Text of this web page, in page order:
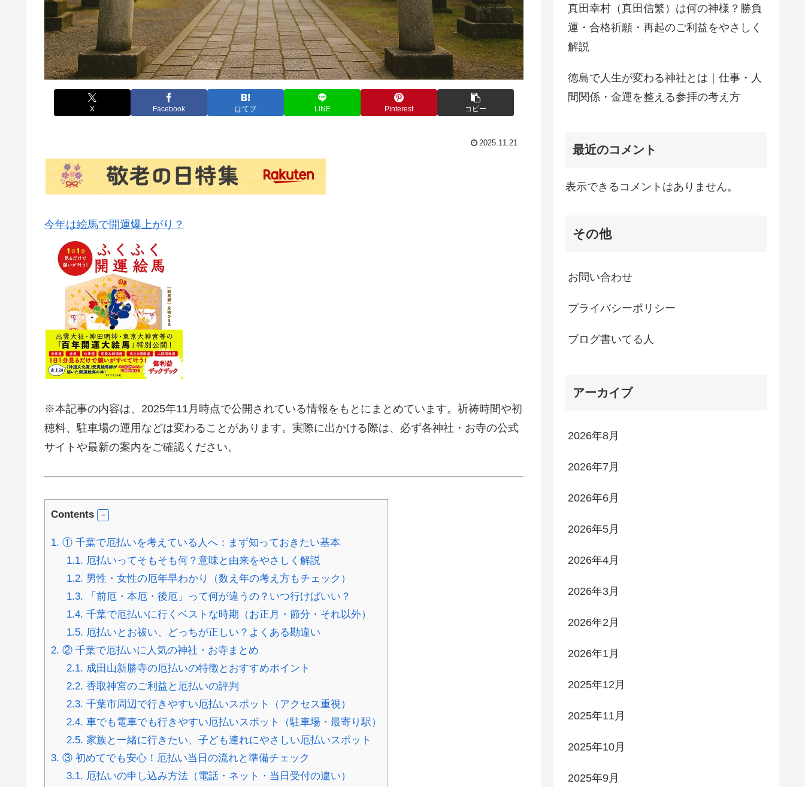
X Facebook はてブ LINE Pinterest コピー
2025.11.21
今年は絵馬で開運爆上がり？
※本記事の内容は、2025年11月時点で公開されている情報をもとにまとめています。祈祷時間や初
穂料、駐車場の運用などは変わることがあります。実際に出かける際は、必ず各神社・お寺の公式
サイトや最新の案内をご確認ください。
Contents
1. ① 千葉で厄払いを考えている人へ：まず知っておきたい基本
1.1. 厄払いってそもそも何？意味と由来をやさしく解説
1.2. 男性・女性の厄年早わかり（数え年の考え方もチェック）
1.3. 「前厄・本厄・後厄」って何が違うの？いつ行けばいい？
1.4. 千葉で厄払いに行くベストな時期（お正月・節分・それ以外）
1.5. 厄払いとお祓い、どっちが正しい？よくある勘違い
2. ② 千葉で厄払いに人気の神社・お寺まとめ
2.1. 成田山新勝寺の厄払いの特徴とおすすめポイント
2.2. 香取神宮のご利益と厄払いの評判
2.3. 千葉市周辺で行きやすい厄払いスポット（アクセス重視）
2.4. 車でも電車でも行きやすい厄払いスポット（駐車場・最寄り駅）
2.5. 家族と一緒に行きたい、子ども連れにやさしい厄払いスポット
3. ③ 初めてでも安心！厄払い当日の流れと準備チェック
3.1. 厄払いの申し込み方法（電話・ネット・当日受付の違い）
真田幸村（真田信繁）は何の神様？勝負
運・合格祈願・再起のご利益をやさしく
解説
徳島で人生が変わる神社とは｜仕事・人
間関係・金運を整える参拝の考え方
最近のコメント
表示できるコメントはありません。
その他
お問い合わせ
プライバシーポリシー
ブログ書いてる人
アーカイブ
2026年8月
2026年7月
2026年6月
2026年5月
2026年4月
2026年3月
2026年2月
2026年1月
2025年12月
2025年11月
2025年10月
2025年9月